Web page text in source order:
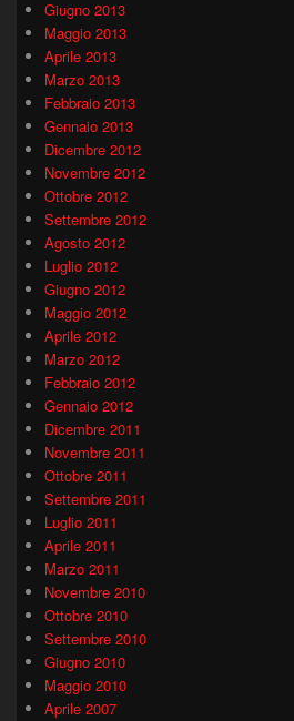
Giugno 2013
Maggio 2013
Aprile 2013
Marzo 2013
Febbraio 2013
Gennaio 2013
Dicembre 2012
Novembre 2012
Ottobre 2012
Settembre 2012
Agosto 2012
Luglio 2012
Giugno 2012
Maggio 2012
Aprile 2012
Marzo 2012
Febbraio 2012
Gennaio 2012
Dicembre 2011
Novembre 2011
Ottobre 2011
Settembre 2011
Luglio 2011
Aprile 2011
Marzo 2011
Novembre 2010
Ottobre 2010
Settembre 2010
Giugno 2010
Maggio 2010
Aprile 2007